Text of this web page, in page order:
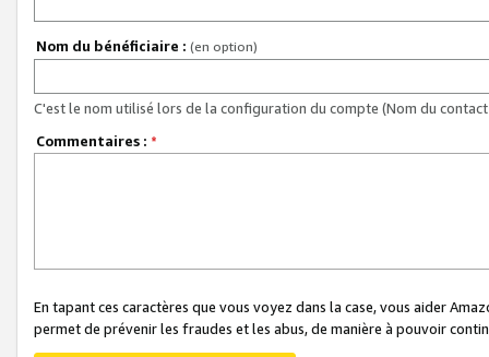
Nom du bénéficiaire : (en option)
C'est le nom utilisé lors de la configuration du compte (Nom du
Commentaires : *
En tapant ces caractères que vous voyez dans la case, vous aider
permet de prévenir les fraudes et les abus, de manière à pouvoir